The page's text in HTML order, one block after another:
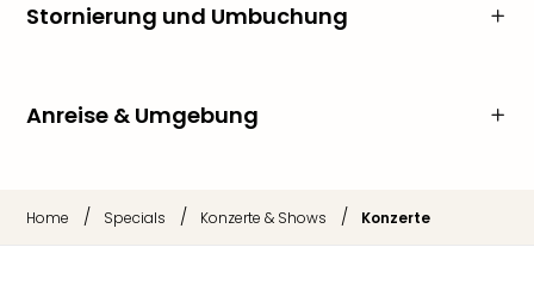
Stornierung und Umbuchung
Anreise & Umgebung
Home / Specials / Konzerte & Shows / Konzerte